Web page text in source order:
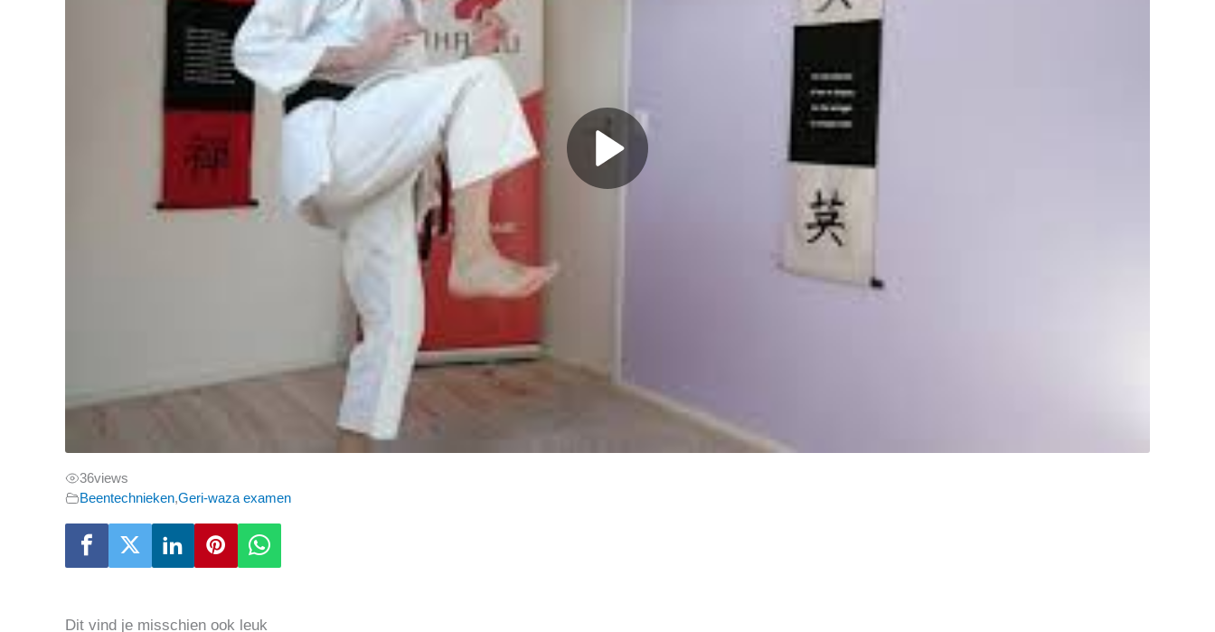
36views
Beentechnieken,Geri-waza examen
Dit vind je misschien ook leuk